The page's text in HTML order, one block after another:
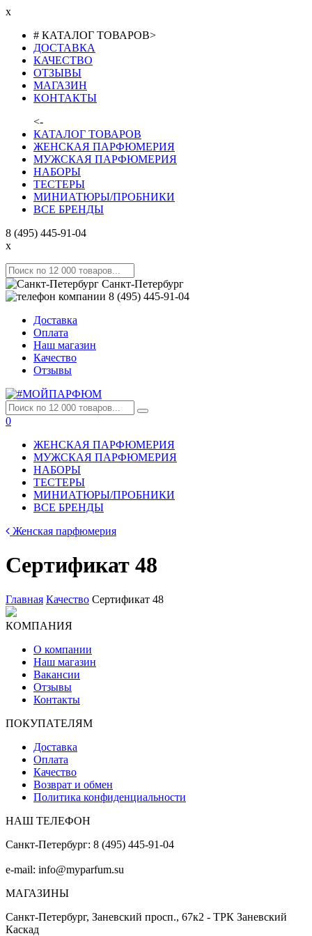
x
# КАТАЛОГ ТОВАРОВ>
ДОСТАВКА
КАЧЕСТВО
ОТЗЫВЫ
МАГАЗИН
КОНТАКТЫ
<-
КАТАЛОГ ТОВАРОВ
ЖЕНСКАЯ ПАРФЮМЕРИЯ
МУЖСКАЯ ПАРФЮМЕРИЯ
НАБОРЫ
ТЕСТЕРЫ
МИНИАТЮРЫ/ПРОБНИКИ
ВСЕ БРЕНДЫ
8 (495) 445-91-04
x
Санкт-Петербург
8 (495) 445-91-04
Доставка
Оплата
Наш магазин
Качество
Отзывы
0
ЖЕНСКАЯ ПАРФЮМЕРИЯ
МУЖСКАЯ ПАРФЮМЕРИЯ
НАБОРЫ
ТЕСТЕРЫ
МИНИАТЮРЫ/ПРОБНИКИ
ВСЕ БРЕНДЫ
Женская парфюмерия
Сертификат 48
Главная Качество Сертификат 48
КОМПАНИЯ
О компании
Наш магазин
Вакансии
Отзывы
Контакты
ПОКУПАТЕЛЯМ
Доставка
Оплата
Качество
Возврат и обмен
Политика конфиденциальности
НАШ ТЕЛЕФОН
Санкт-Петербург: 8 (495) 445-91-04
e-mail: info@myparfum.su
МАГАЗИНЫ
Санкт-Петербург, Заневский просп., 67к2 - ТРК Заневский
Каскад